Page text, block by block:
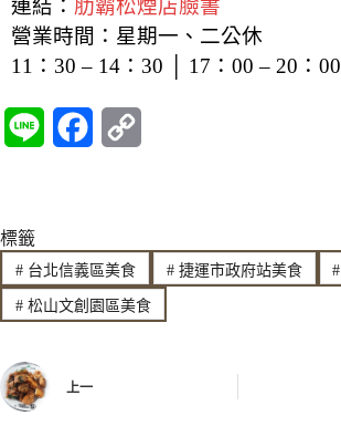
連結： 肋霸松煙店臉書
營業時間：星期一、二公休
11：30 – 14：30 │ 17：00 – 20：00
e e
b
o
y
L
i
標籤
#台北信義區美食 #捷運市政府站美食 #
#松山文創園區美食
上一